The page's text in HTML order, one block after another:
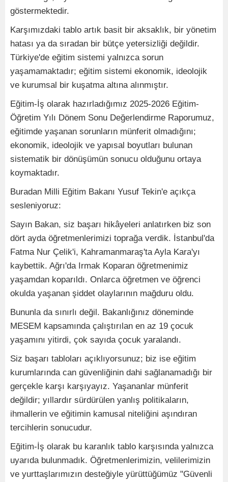
göstermektedir.
Karşımızdaki tablo artık basit bir aksaklık, bir yönetim
hatası ya da sıradan bir bütçe yetersizliği değildir.
Türkiye'de eğitim sistemi yalnızca sorun
yaşamamaktadır; eğitim sistemi ekonomik, ideolojik
ve kurumsal bir kuşatma altına alınmıştır.
Eğitim-İş olarak hazırladığımız 2025-2026 Eğitim-
Öğretim Yılı Dönem Sonu Değerlendirme Raporumuz,
eğitimde yaşanan sorunların münferit olmadığını;
ekonomik, ideolojik ve yapısal boyutları bulunan
sistematik bir dönüşümün sonucu olduğunu ortaya
koymaktadır.
Buradan Milli Eğitim Bakanı Yusuf Tekin'e açıkça
sesleniyoruz:
Sayın Bakan, siz başarı hikâyeleri anlatırken biz son
dört ayda öğretmenlerimizi toprağa verdik. İstanbul'da
Fatma Nur Çelik'i, Kahramanmaraş'ta Ayla Kara'yı
kaybettik. Ağrı'da Irmak Koparan öğretmenimiz
yaşamdan koparıldı. Onlarca öğretmen ve öğrenci
okulda yaşanan şiddet olaylarının mağduru oldu.
Bununla da sınırlı değil. Bakanlığınız döneminde
MESEM kapsamında çalıştırılan en az 19 çocuk
yaşamını yitirdi, çok sayıda çocuk yaralandı.
Siz başarı tabloları açıklıyorsunuz; biz ise eğitim
kurumlarında can güvenliğinin dahi sağlanamadığı bir
gerçekle karşı karşıyayız. Yaşananlar münferit
değildir; yıllardır sürdürülen yanlış politikaların,
ihmallerin ve eğitimin kamusal niteliğini aşındıran
tercihlerin sonucudur.
Eğitim-İş olarak bu karanlık tablo karşısında yalnızca
uyarıda bulunmadık. Öğretmenlerimizin, velilerimizin
ve yurttaşlarımızın desteğiyle yürüttüğümüz "Güvenli